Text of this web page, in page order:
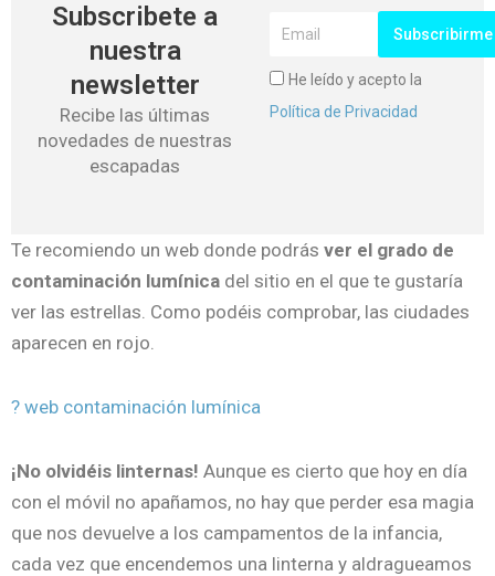
Subscribete a
nuestra
newsletter
Recibe las últimas
novedades de nuestras
escapadas
He leído y acepto la
Política de Privacidad
Subscribirme
Te recomiendo un web donde podrás ver el grado de
contaminación lumínica del sitio en el que te gustaría
ver las estrellas. Como podéis comprobar, las ciudades
aparecen en rojo.
? web contaminación lumínica
¡No olvidéis linternas! Aunque es cierto que hoy en día
con el móvil no apañamos, no hay que perder esa magia
que nos devuelve a los campamentos de la infancia,
cada vez que encendemos una linterna y aldragueamos